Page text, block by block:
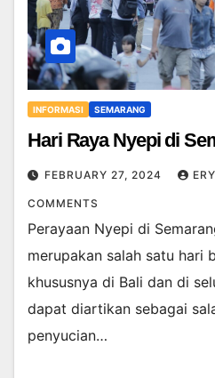
INFORMASI SEMARANG
Hari Raya Nyepi di
FEBRUARY 27, 2024
COMMENTS
Perayaan Nyepi di
merupakan salah satu hari
khususnya di Bali dan di
dapat diartikan sebagai
penyucian…